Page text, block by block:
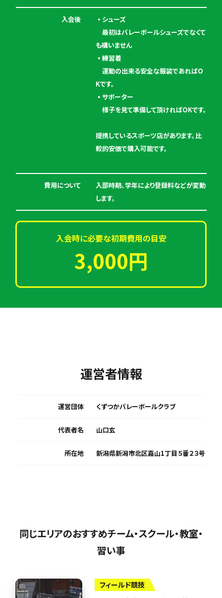
入会後
▪️シューズ
最初はバレーボールシューズでなくて
も構いません
▪️練習着
運動の出来る安全な服装であればO
Kです。
▪️サポーター
様子を見て準備して頂ければOKです。
提携しているスポーツ店があります。比
較的安価で購入可能です。
費用について
入部時期、学年により登録料などが変動
します。
入会時に必要な初期費用の目安
3,000円
運営者情報
運営団体 くずつかバレーボールクラブ
代表者名 山口玄
所在地 新潟県新潟市北区嘉山1丁目５番２３号
同じエリアのおすすめチーム・スクール・教室・
習い事
フィールド競技